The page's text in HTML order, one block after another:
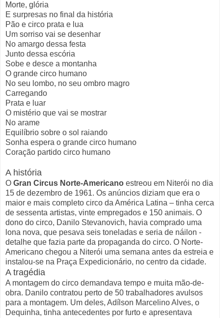
Morte, glória
E surpresas no final da história
Pão e circo prata e lua
Um sorriso vai se desenhar
No amargo dessa festa
Junto dessa escória
Sobe e desce a montanha
O grande circo humano
No seu lombo, no seu ombro magro
Carregando
Prata e luar
O mistério que vai se mostrar
No arame
Equilíbrio sobre o sol raiando
Sonha espera o grande circo humano
Coração partido circo humano
A história
O Gran Circus Norte-Americano estreou em Niterói no dia
15 de dezembro de 1961. Os anúncios diziam que era o
maior e mais completo circo da América Latina – tinha cerca
de sessenta artistas, vinte empregados e 150 animais. O
dono do circo, Danilo Stevanovich, havia comprado uma
lona nova, que pesava seis toneladas e seria de náilon -
detalhe que fazia parte da propaganda do circo. O Norte-
Americano chegou a Niterói uma semana antes da estreia e
instalou-se na Praça Expedicionário, no centro da cidade.
A tragédia
A montagem do circo demandava tempo e muita mão-de-
obra. Danilo contratou perto de 50 trabalhadores avulsos
para a montagem. Um deles, Adílson Marcelino Alves, o
Dequinha, tinha antecedentes por furto e apresentava